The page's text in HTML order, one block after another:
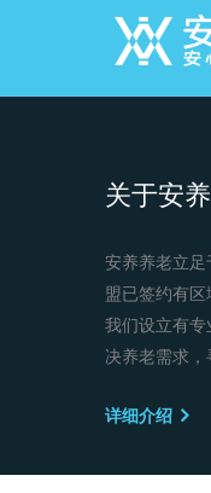
关于安养
安养养老立
盟已签约有区
我们设立有
决养老需求，
详细介绍